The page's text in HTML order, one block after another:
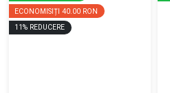
ECONOMISIȚI 40.00 RON
11% REDUCERE